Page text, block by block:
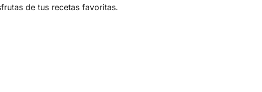
de tus recetas favoritas.